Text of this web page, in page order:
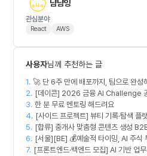
냠냠잉
관심분야
React AWS
사용자님께 추천하는 글
1. 🚀 단 6주 만에 배포까지, 팀으로 완성
젝트 [스위프 웹 15기] 🚀
2. [데이콘] 2026 금융 AI Challenge
프론트엔드, 백엔드, 디자이너 구합니다!
3. 한 분 무료 멘토링 해드려요
4. [사이드 프로젝트] 뷰티 기록·탐색 플
자이너·프론트엔드·백엔드 팀원을 모
5. [합류] 중개사 맞춤형 콘텐츠 생성
과 함께 하실 멤버를 모집합니다!
6. [서울][BE] 💰예술적 타이밍, AI 주식
(Spring)
7. [프론트엔드·백엔드 모집] AI 기반 업